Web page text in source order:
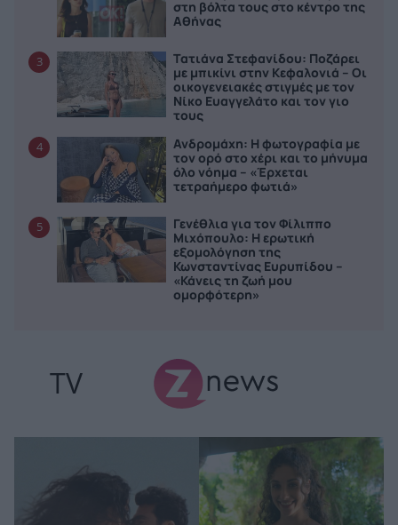
στη βόλτα τους στο κέντρο της
Αθήνας
3
Τατιάνα Στεφανίδου: Ποζάρει
με μπικίνι στην Κεφαλονιά – Οι
οικογενειακές στιγμές με τον
Νίκο Ευαγγελάτο και τον γιο
τους
4
Ανδρομάχη: Η φωτογραφία με
τον ορό στο χέρι και το μήνυμα
όλο νόημα – «Έρχεται
τετραήμερο φωτιά»
5
Γενέθλια για τον Φίλιππο
Μιχόπουλο: Η ερωτική
εξομολόγηση της
Κωνσταντίνας Ευρυπίδου –
«Κάνεις τη ζωή μου
ομορφότερη»
TV